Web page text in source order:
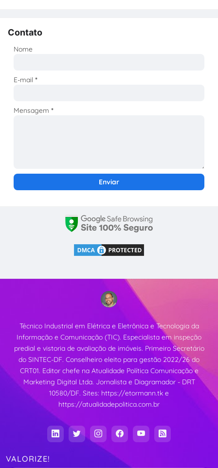
Contato
Nome
E-mail*
Mensagem*
Técnico Industrial em Elétrica e Eletrônica e Tecnologia da
Informação e Comunicação (TIC). Especialista em inspeção
predial e vistoria de avaliação de imóveis. Primeiro Secretário
do SINTEC-DF. Conselheiro eleito para gestão 2022/26 do
CRT01. Editor chefe na Atualidade Política Comunicação e
Marketing Digital Ltda. Jornalista e Diagramador - DRT
10580/DF. Sites: https://etormann.tk e
https://atualidadepolitica.com.br
VALORIZE!